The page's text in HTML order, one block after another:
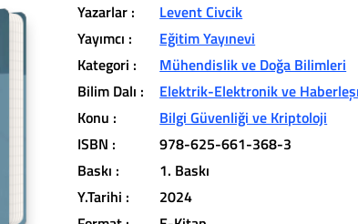
Yazarlar :
Levent Civcik
Yayımcı :
Eğitim Yayınevi
Kategori :
Mühendislik ve Doğa Bilimleri
Bilim Dalı :
Elektrik-Elektronik ve
Konu :
Bilgi Güvenliği ve Kriptoloji
ISBN :
978-625-661-368-3
Baskı :
1. Baskı
Y.Tarihi :
2024